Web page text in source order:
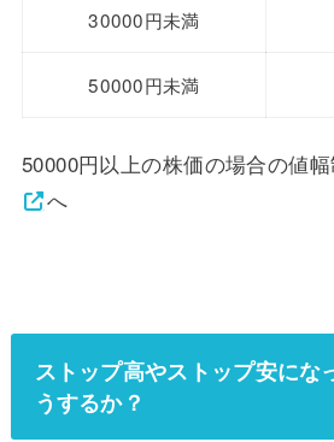
30000円未満
50000円未満
50000円以上の株価の場合の値
へ
ストップ高やストップ安にな
うするか？